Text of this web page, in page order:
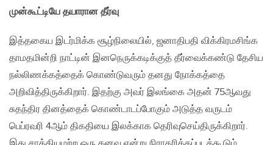
முன்கூட்டியே தயாரான தீர்வு
இத்தகைய இடர்மிக்க சூழ்நிலையில், ஜனாதிபதி விக்கிரமசிங்க
தாமதமின்றி நாட்டின் இனநெருக்கடிக்குத் தீர்வைக்கண்டு தேசிய
நல்லிணக்கத்தைக் கொண்டுவரும் தனது நோக்கத்தை
அறிவித்திருக்கிறார். இதற்கு அவர் இலங்கை அதன் 75ஆவது
சுதந்திர தினத்தைக் கொண்டாடப்போகும் அடுத்த வருடம்
பெப்ரவரி 4ஆம் திகதியை இலக்காக தெரிவுசெய்திருக்கிறார்.